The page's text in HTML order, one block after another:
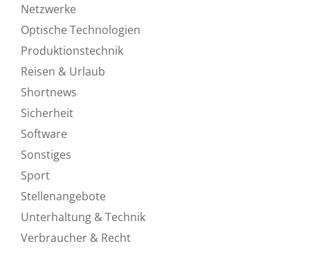
Netzwerke
Optische Technologien
Produktionstechnik
Reisen & Urlaub
Shortnews
Sicherheit
Software
Sonstiges
Sport
Stellenangebote
Unterhaltung & Technik
Verbraucher & Recht